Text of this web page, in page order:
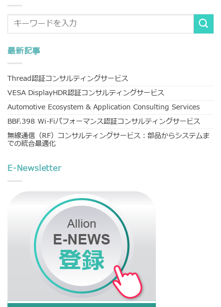
最新記事
Thread認証コンサルティングサービス
VESA DisplayHDR認証コンサルティングサービス
Automotive Ecosystem & Application Consulting Services
BBF.398 Wi-Fiパフォーマンス認証コンサルティングサービス
無線通信（RF）コンサルティングサービス：部品からシステムま
での統合最適化
E-Newsletter